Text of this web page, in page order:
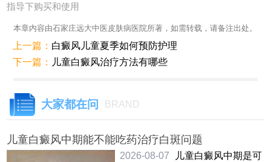
指导下购买和使用
本章内容由石家庄远大中医皮肤病医院所著，如需转载，请备注出处。
上一篇： 白癜风儿童夏季如何预防护理
下一篇：
儿童白癜风治疗方法有哪些
大家都在问 BRAND
儿童白癜风中期能不能吃药治疗白斑问题
2026-08-07
儿童白癜风中期是可